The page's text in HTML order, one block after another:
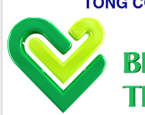
Hòn Yến phát triển du lịch gắn với bảo
tồn biển
Lấy ý kiến điều chỉnh Quy hoạch tỉnh
Đắk Lắk thời kỳ 2021-2030, tầm nhìn
đến năm 2050
Phát động chiến dịch 30 ngày đêm
giải phóng mặt bằng Tuyến đường bộ